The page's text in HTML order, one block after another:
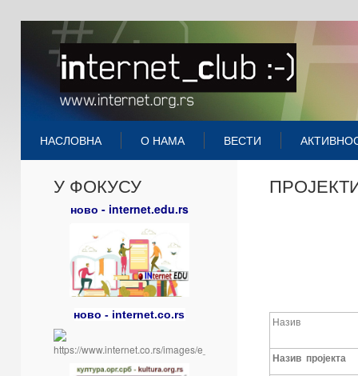
НАСЛОВНА О НАМА ВЕСТИ
У ФОКУСУ
ново - internet.edu.rs
ново - internet.co.rs Назив
Назив пројекта